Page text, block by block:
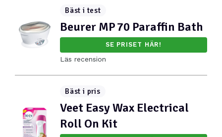
Bäst i test
Beurer MP 70 Paraffin Bath
SE PRISET HÄR!
Läs recension
Bäst i pris
Veet Easy Wax Electrical
Roll On Kit